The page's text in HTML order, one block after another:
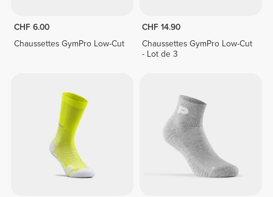
CHF 6.00
Chaussettes GymPro Low-Cut
CHF 14.90
Chaussettes GymPro Low-Cut
- Lot de 3